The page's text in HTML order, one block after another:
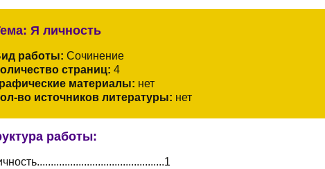
Я личность
работы: Сочинение
страниц: 4
материалы: нет
во источников литературы: нет
работы: